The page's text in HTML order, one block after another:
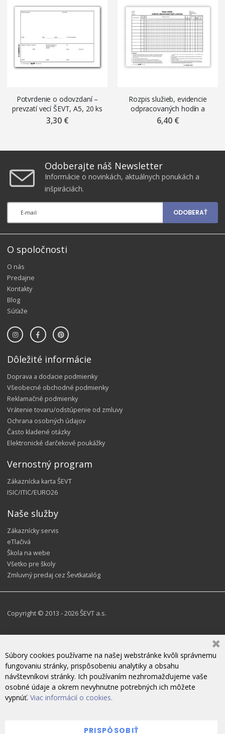
Potvrdenie o odovzdaní –
prevzatí vecí ŠEVT, A5, 20 ks
3,30 €
Rozpis služieb, evidencie
odpracovaných hodín a
absencie ŠEVT, A4, 20 ks
6,40 €
Odoberajte náš Newsletter
Informácie o novinkách, aktuálnych ponukách a
inšpiráciách.
ODOBERAŤ
O spoločnosti
O nás
Predajne
Kontakty
Blog
Súťaže
Dôležité informácie
Doprava a dodacie podmienky
Všeobecné obchodné podmienky
Reklamačné podmienky
Vrátenie tovaru/odstúpenie od zmluvy
Ochrana osobných údajov
Často kladené otázky
Elektronické darčekové poukážky
Vernostný program
Zákaznícka karta ŠEVT
ISIC/ITIC/EURO26
Naše služby
Zákaznícky servis
eTlačivá
Škola na webe
Všetko pre školy
Zmluvný predaj cez Ševtkatalóg
Copyright © 2013 - 2026 ŠEVT a.s.
Súbory cookies používame na našej webstránke kvôli správnemu
fungovaniu stránky, prispôsobeniu analytiky a obsahu
návštevníkovi stránky. Ich používaním nezhromažďujeme vaše
osobné údaje a okrem nevyhnutne potrebných ich môžete
vypnúť. Viac informácií o cookies.
PRISPÔSOBIŤ